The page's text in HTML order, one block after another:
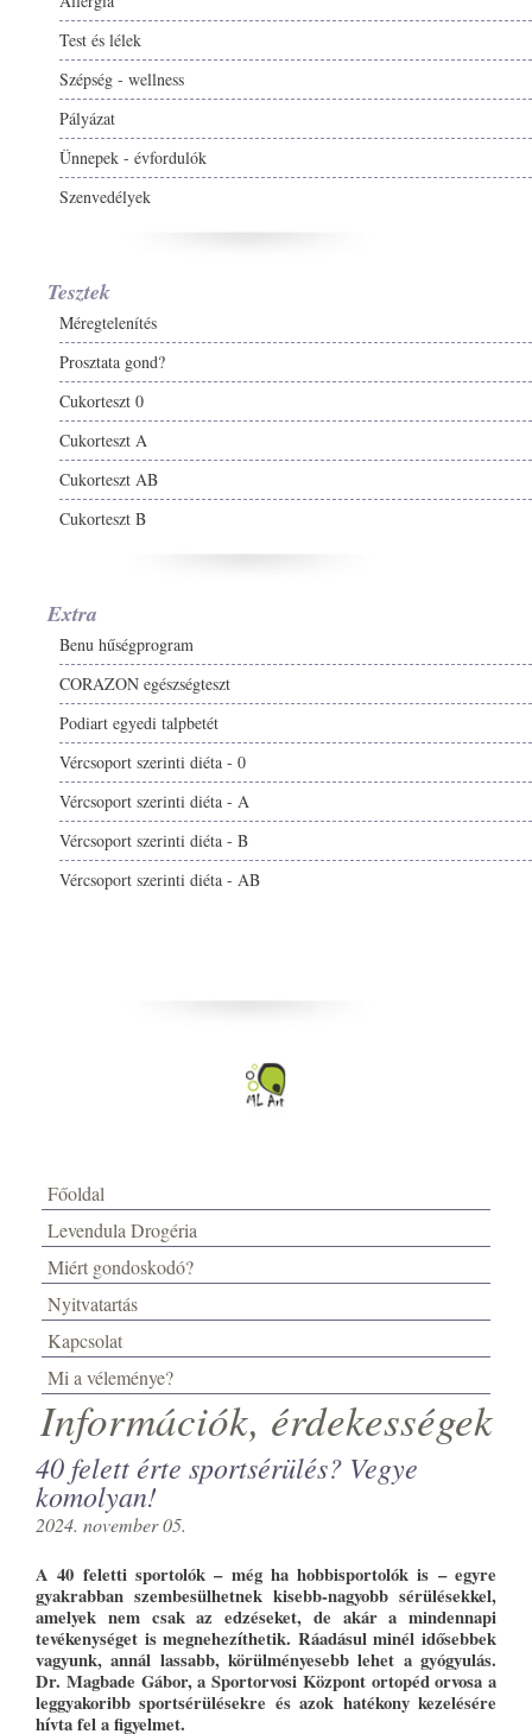
Test és lélek
Szépség - wellness
Pályázat
Ünnepek - évfordulók
Szenvedélyek
Tesztek
Méregtelenítés
Prosztata gond?
Cukorteszt 0
Cukorteszt A
Cukorteszt AB
Cukorteszt B
Extra
Benu hűségprogram
CORAZON egészségteszt
Podiart egyedi talpbetét
Vércsoport szerinti diéta - 0
Vércsoport szerinti diéta - A
Vércsoport szerinti diéta - B
Vércsoport szerinti diéta - AB
Főoldal
Levendula Drogéria
Miért gondoskodó?
Nyitvatartás
Kapcsolat
Mi a véleménye?
Információk, érdekességek
40 felett érte sportsérülés? Vegye
komolyan!
2024. november 05.
A 40 feletti sportolók – még ha hobbisportolók is – egyre
gyakrabban szembesülhetnek kisebb-nagyobb sérülésekkel,
amelyek nem csak az edzéseket, de akár a mindennapi
tevékenységet is megnehezíthetik. Ráadásul minél idősebbek
vagyunk, annál lassabb, körülményesebb lehet a gyógyulás.
Dr. Magbade Gábor, a Sportorvosi Központ ortopéd orvosa a
leggyakoribb sportsérülésekre és azok hatékony kezelésére
hívta fel a figyelmet.